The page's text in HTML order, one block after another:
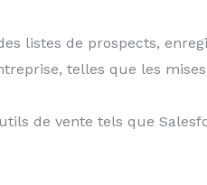
listes de prospects,
telles que les
de vente tels que